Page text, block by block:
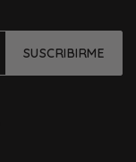
SUSCRIBIRME